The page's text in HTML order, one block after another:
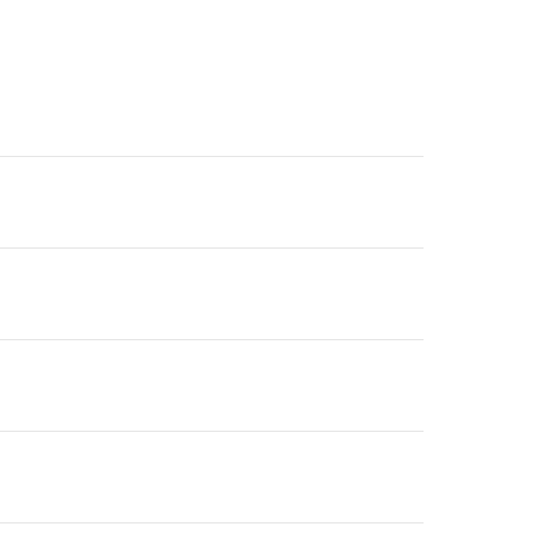
Euro umtauschen, falls du noch eine